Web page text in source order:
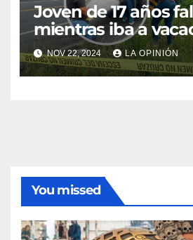
Joven de 17 años
mientras iba a
NOV 22, 2024 LA OPINIÓN
You missed